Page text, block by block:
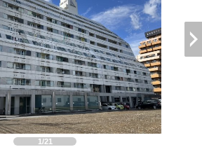
1/21